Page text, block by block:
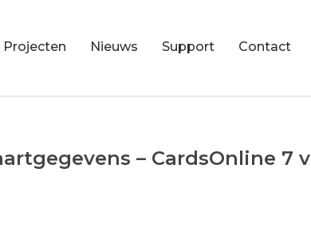
Projecten Nieuws Support Contact
– CardsOnline 7